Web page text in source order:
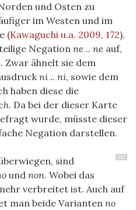
und Osten zu
im Westen und im
(Kawaguchi u.a. 2009, 172).
Negation ne .. ne auf,
ähnelt sie dem
ni .. ni, sowie dem
haben diese die
. Da bei der dieser Karte
wurde, müsste dieser
Negation darstellen.
20
sind
und non. Wobei das
verbreitet ist. Auch auf
man beide Varianten no